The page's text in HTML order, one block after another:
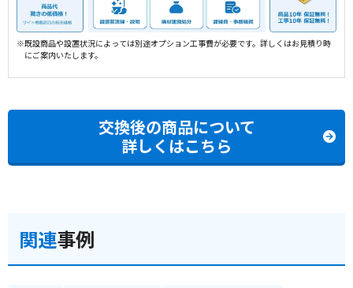
※既設商品や設置状況によっては別途オプション工事費が必要です。詳しくはお見積り時
にご案内いたします。
交換後の商品について
詳しくはこちら
関連事例